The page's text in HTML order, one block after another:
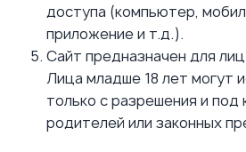
доступа (компьютер,
приложение и т.д.).
Сайт предназначен для
Лица младше 18 лет могут
только с разрешения и под
родителей или законных